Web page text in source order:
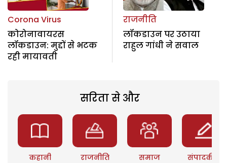
Corona Virus
कोरोनावायरस
लॉकडाउन: मुद्दों से भटक
रही मायावती
राजनीति
लॉकडाउन पर उठाया
राहुल गांधी ने सवाल
सरिता से और
कहानी राजनीति समाज संपादकीय